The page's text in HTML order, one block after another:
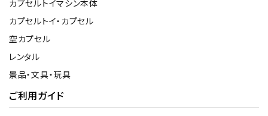
カプセルトイマシン本体
カプセルトイ・カプセル
空カプセル
レンタル
景品・文具・玩具
ご利用ガイド